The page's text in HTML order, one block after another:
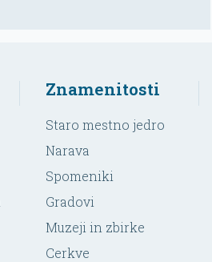
Znamenitosti
Staro mestno jedro
Narava
Spomeniki
Gradovi
Muzeji in zbirke
Cerkve